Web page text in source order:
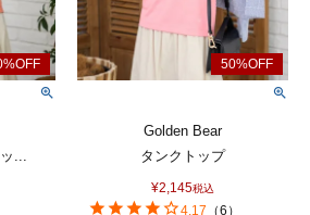
...
Golden Bear
タンクトップ
¥2,145税込
4.17 （6 ）